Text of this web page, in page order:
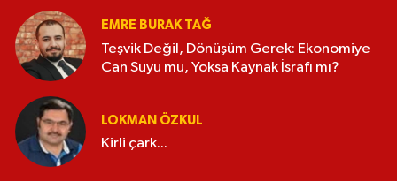
EMRE BURAK TAĞ
Teşvik Değil, Dönüşüm Gerek: Ekonomiye
Can Suyu mu, Yoksa Kaynak İsrafı mı?
LOKMAN ÖZKUL
Kirli çark...